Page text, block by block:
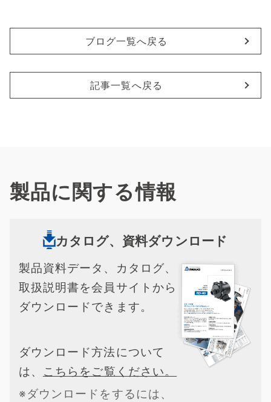
ブログ一覧へ戻る
記事一覧へ戻る
製品に関する情報
カタログ、資料ダウンロード
製品資料データ、カタログ、
取扱説明書を会員サイトから
ダウンロードできます。
ダウンロード方法について
は、 こちらをご覧ください。
※ダウンロードをするには、